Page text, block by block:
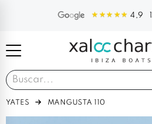
4,9
YATES MANGUSTA 110